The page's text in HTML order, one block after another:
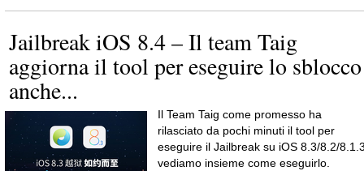
Jailbreak iOS 8.4 – Il team Taig
aggiorna il tool per eseguire lo sblocco
anche...
Il Team Taig come promesso ha
rilasciato da pochi minuti il tool per
eseguire il Jailbreak su iOS 8.3/8.2/
vediamo insieme come eseguirlo.